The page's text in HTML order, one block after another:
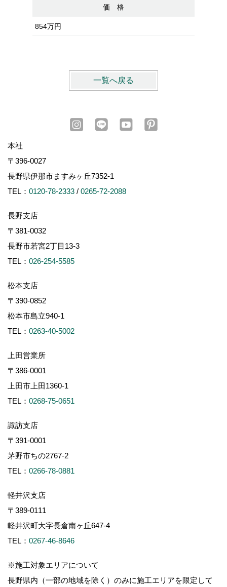
価 格
854万円
一覧へ戻る
本社
〒396-0027
長野県伊那市ますみヶ丘7352-1
TEL： 0120-78-2333 / 0265-72-2088
長野支店
〒381-0032
長野市若宮2丁目13-3
TEL： 026-254-5585
松本支店
〒390-0852
松本市島立940-1
TEL： 0263-40-5002
上田営業所
〒386-0001
上田市上田1360-1
TEL： 0268-75-0651
諏訪支店
〒391-0001
茅野市ちの2767-2
TEL： 0266-78-0881
軽井沢支店
〒389-0111
軽井沢町大字長倉南ヶ丘647-4
TEL： 0267-46-8646
※施工対象エリアについて
長野県内（一部の地域を除く）のみに施工エリアを限定して